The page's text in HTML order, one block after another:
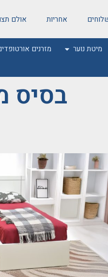
אחריות אולם
מיטת נוער מזרנים
בסיס